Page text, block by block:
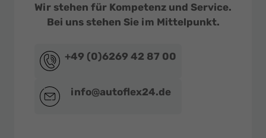
Wir stehen für Kompetenz und Service.
Bei uns stehen Sie im Mittelpunkt.
+49 (0)6269 42 87 00
info@autoflex24.de